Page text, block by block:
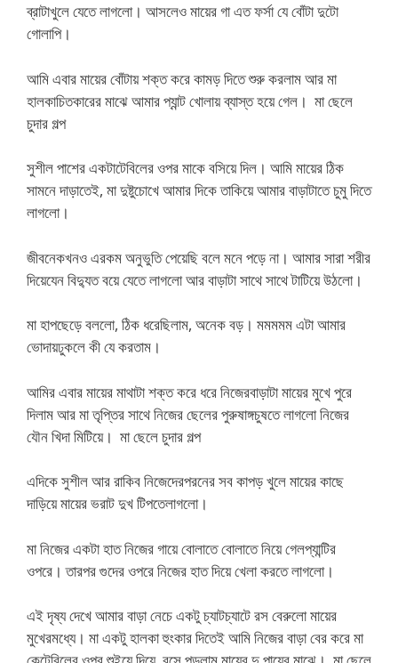
ব্রাটাখুলে যেতে লাগলো। আসলেও মায়ের গা এত ফর্সা যে বোঁটা দুটো
গোলাপি।
আমি এবার মায়ের বোঁটায় শক্ত করে কামড় দিতে শুরু করলাম আর মা
হালকাচিতকারের মাঝে আমার প্যান্ট খোলায় ব্যাস্ত হয়ে গেল। মা ছেলে
চুদার গল্প
সুশীল পাশের একটাটেবিলের ওপর মাকে বসিয়ে দিল। আমি মায়ের ঠিক
সামনে দাড়াতেই, মা দুষ্টুচোখে আমার দিকে তাকিয়ে আমার বাড়াটাতে চুমু দিতে
লাগলো।
জীবনেকখনও এরকম অনুভুতি পেয়েছি বলে মনে পড়ে না। আমার সারা শরীর
দিয়েযেন বিদ্যুত বয়ে যেতে লাগলো আর বাড়াটা সাথে সাথে টাটিয়ে উঠলো।
মা হাপছেড়ে বললো, ঠিক ধরেছিলাম, অনেক বড়। মমমমম এটা আমার
ভোদায়ঢুকলে কী যে করতাম।
আমির এবার মায়ের মাথাটা শক্ত করে ধরে নিজেরবাড়াটা মায়ের মুখে পুরে
দিলাম আর মা তৃপ্তির সাথে নিজের ছেলের পুরুষাঙ্গচুষতে লাগলো নিজের
যৌন খিদা মিটিয়ে। মা ছেলে চুদার গল্প
এদিকে সুশীল আর রাকিব নিজেদেরপরনের সব কাপড় খুলে মায়ের কাছে
দাড়িয়ে মায়ের ভরাট দুখ টিপতেলাগলো।
মা নিজের একটা হাত নিজের গায়ে বোলাতে বোলাতে নিয়ে গেলপ্যান্টির
ওপরে। তারপর গুদের ওপরে নিজের হাত দিয়ে খেলা করতে লাগলো।
এই দৃষ্য দেখে আমার বাড়া নেচে একটু চ্যাটচ্যাটে রস বেরুলো মায়ের
মুখেরমধ্যে। মা একটু হালকা হুংকার দিতেই আমি নিজের বাড়া বের করে মা